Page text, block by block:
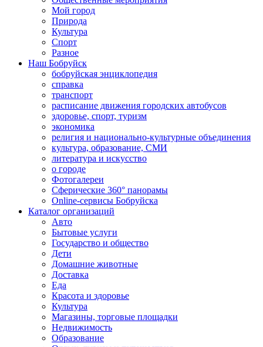
Мой город
Природа
Культура
Спорт
Разное
Наш Бобруйск
бобруйская энциклопедия
справка
транспорт
расписание движения городских автобусов
здоровье, спорт, туризм
экономика
религия и национально-культурные объединения
культура, образование, СМИ
литература и искусство
о городе
Фотогалереи
Сферические 360° панорамы
Online-сервисы Бобруйска
Каталог организаций
Авто
Бытовые услуги
Государство и общество
Дети
Домашние животные
Доставка
Еда
Красота и здоровье
Культура
Магазины, торговые площадки
Недвижимость
Образование